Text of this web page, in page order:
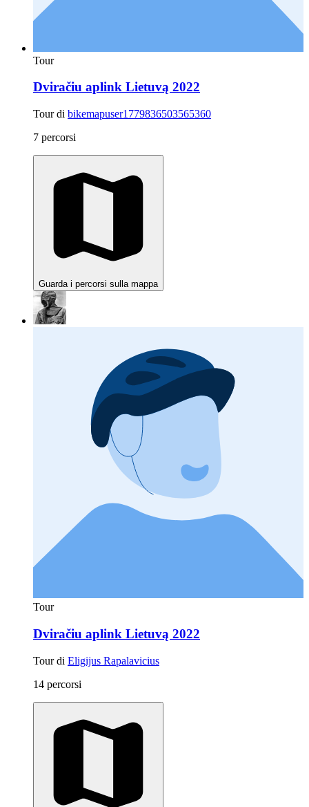
Tour
Dviračiu aplink Lietuvą 2022
Tour di bikemapuser1779836503565360
7 percorsi
Guarda i percorsi sulla mappa
Tour
Dviračiu aplink Lietuvą 2022
Tour di Eligijus Rapalavicius
14 percorsi